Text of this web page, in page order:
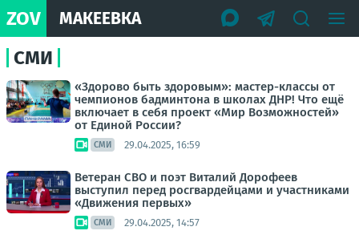
ZOV МАКЕЕВКА
СМИ
«Здорово быть здоровым»: мастер-классы от
чемпионов бадминтона в школах ДНР! Что ещё
включает в себя проект «Мир Возможностей»
от Единой России?
СМИ 29.04.2025, 16:59
Ветеран СВО и поэт Виталий Дорофеев
выступил перед росгвардейцами и участниками
«Движения первых»
СМИ 29.04.2025, 14:57